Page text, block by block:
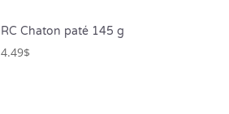
RC Chaton paté 145 g
4.49$